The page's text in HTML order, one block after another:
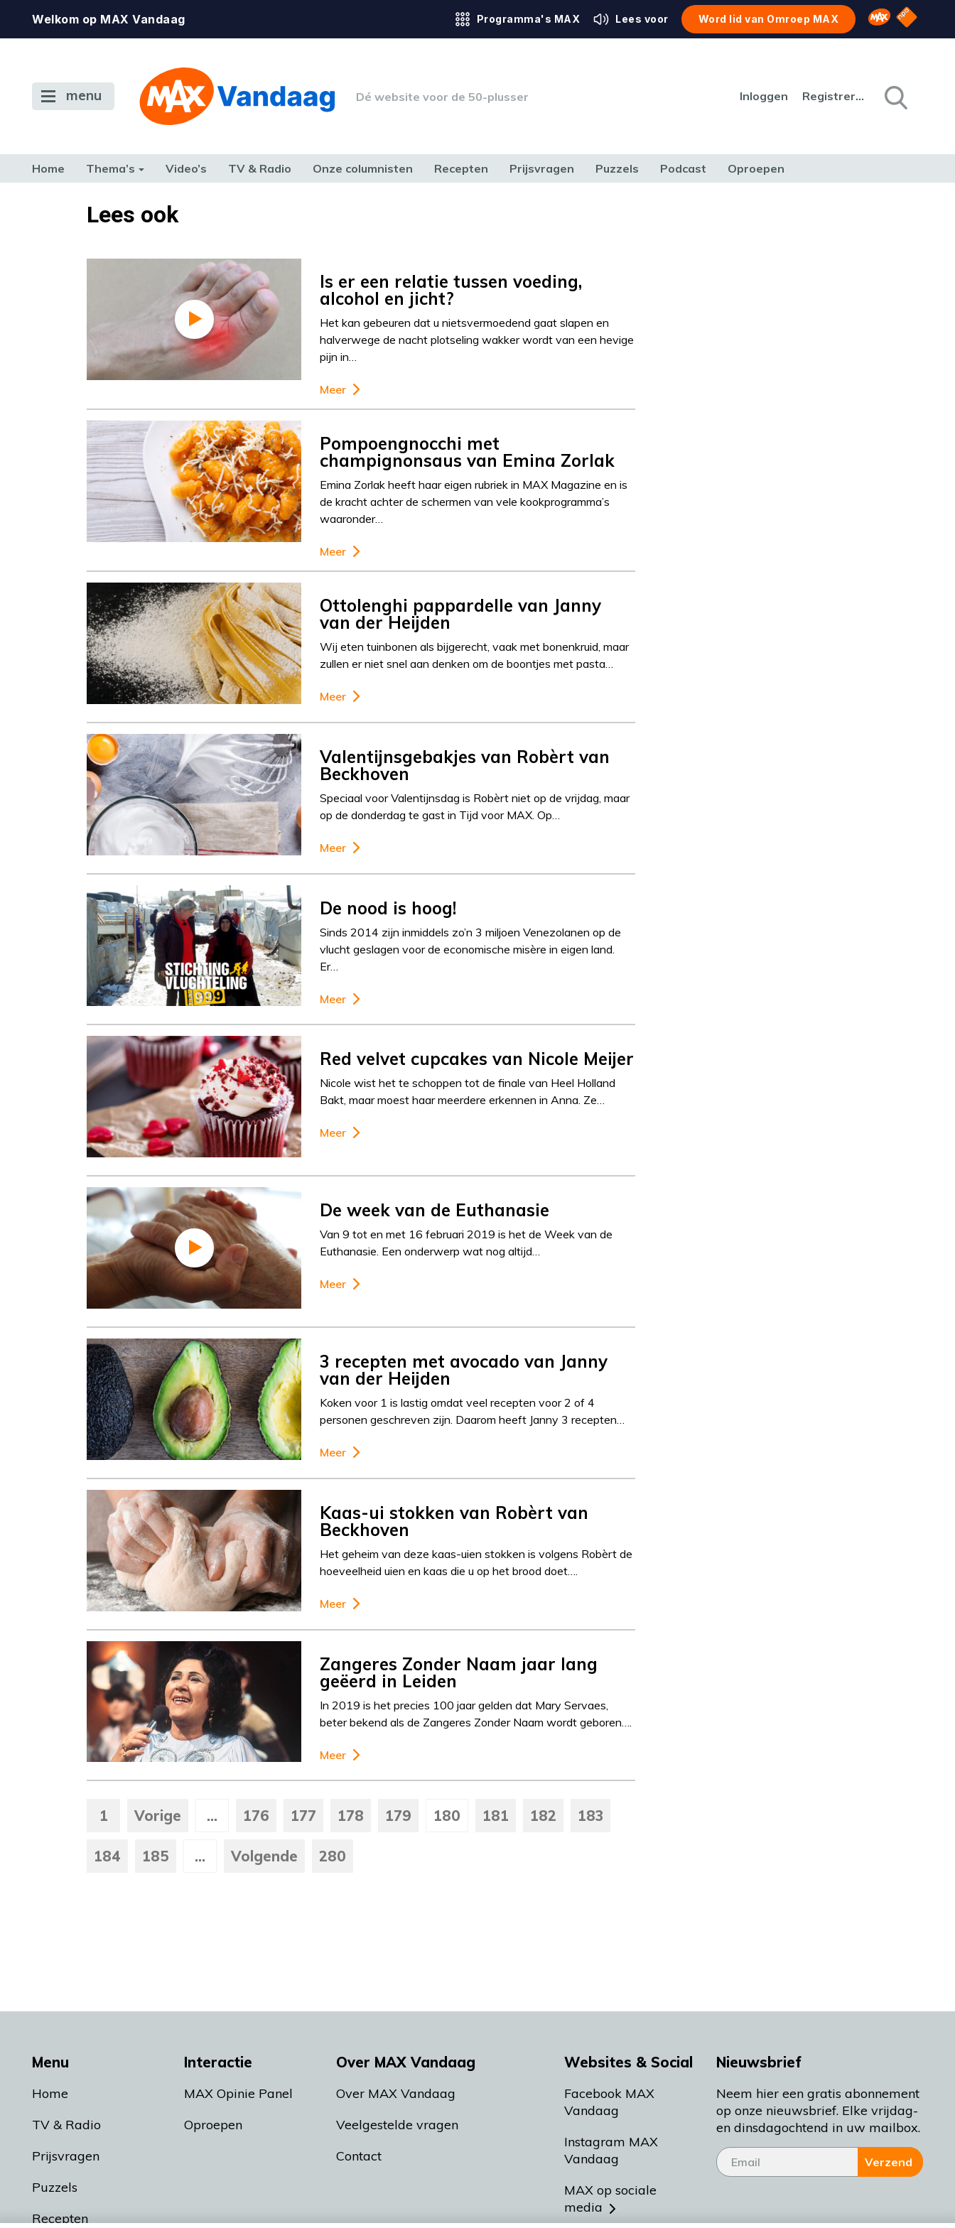
Welkom op MAX Vandaag Programma's MAX Lees voor Word lid van Omroep MAX Omroep MAX
NPO
menu Dé website voor de 50-plusser Inloggen Registreren
Home Thema’s Video’s TV & Radio Onze columnisten Recepten Prijsvragen Puzzels Podcast Oproepen
TERUG NAAR TOENLees ook
Is er een relatie tussen voeding,
alcohol en jicht?
Het kan gebeuren dat u nietsvermoedend gaat slapen en
halverwege de nacht plotseling wakker wordt van een hevige
pijn in…
Meer
Pompoengnocchi met
champignonsaus van Emina Zorlak
Emina Zorlak heeft haar eigen rubriek in MAX Magazine en is
de kracht achter de schermen van vele kookprogramma’s
waaronder…
Meer
Ottolenghi pappardelle van Janny
van der Heijden
Wij eten tuinbonen als bijgerecht, vaak met bonenkruid, maar
zullen er niet snel aan denken om de boontjes met pasta…
Meer
Valentijnsgebakjes van Robèrt van
Beckhoven
Speciaal voor Valentijnsdag is Robèrt niet op de vrijdag, maar
op de donderdag te gast in Tijd voor MAX. Op…
Meer
De nood is hoog!
Sinds 2014 zijn inmiddels zo’n 3 miljoen Venezolanen op de
vlucht geslagen voor de economische misère in eigen land.
Er…
Meer
Red velvet cupcakes van Nicole Meijer
Nicole wist het te schoppen tot de finale van Heel Holland
Bakt, maar moest haar meerdere erkennen in Anna. Ze…
Meer
De week van de Euthanasie
Van 9 tot en met 16 februari 2019 is het de Week van de
Euthanasie. Een onderwerp wat nog altijd…
Meer
3 recepten met avocado van Janny
van der Heijden
Koken voor 1 is lastig omdat veel recepten voor 2 of 4
personen geschreven zijn. Daarom heeft Janny 3 recepten…
Meer
Kaas-ui stokken van Robèrt van
Beckhoven
Het geheim van deze kaas-uien stokken is volgens Robèrt de
hoeveelheid uien en kaas die u op het brood doet….
Meer
Zangeres Zonder Naam jaar lang
geëerd in Leiden
In 2019 is het precies 100 jaar gelden dat Mary Servaes,
beter bekend als de Zangeres Zonder Naam wordt geboren….
Meer
1 Vorige ... 176 177 178 179 180 181 182 183
184 185 ... Volgende 280
Menu
Home
TV & Radio
Prijsvragen
Puzzels
Recepten
Interactie
MAX Opinie Panel
Oproepen
Over MAX Vandaag
Over MAX Vandaag
Veelgestelde vragen
Contact
Websites & Social
Facebook MAX
Vandaag
Instagram MAX
Vandaag
MAX op sociale
media
Nieuwsbrief
Neem hier een gratis abonnement
op onze nieuwsbrief. Elke vrijdag-
en dinsdagochtend in uw mailbox.
Verzend